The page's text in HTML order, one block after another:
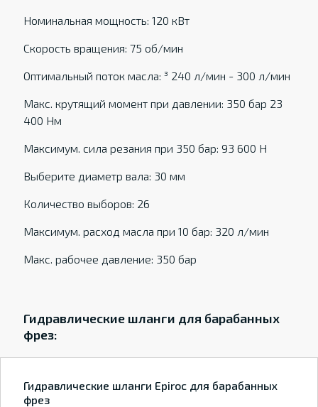
Номинальная мощность: 120 кВт
Скорость вращения: 75 об/мин
Оптимальный поток масла: ³ 240 л/мин - 300 л/мин
Макс. крутящий момент при давлении: 350 бар 23
400 Нм
Максимум. сила резания при 350 бар: 93 600 Н
Выберите диаметр вала: 30 мм
Количество выборов: 26
Максимум. расход масла при 10 бар: 320 л/мин
Макс. рабочее давление: 350 бар
Гидравлические шланги для барабанных
фрез:
Гидравлические шланги Epiroc для барабанных
фрез